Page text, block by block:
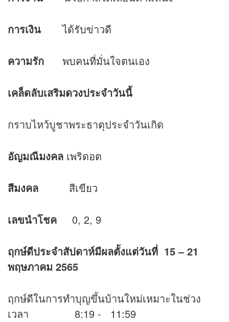
การเงิน ได้รับข่าวดี
ความรัก พบคนที่มั่นใจตนเอง
เคล็ดลับเสริมดวงประจำวันนี้
กราบไหว้บูชาพระธาตุประจำวันเกิด
อัญมณีมงคล เพริดอต
สีมงคล สีเขียว
เลขนำโชค 0, 2, 9
ฤกษ์ดีประจำสัปดาห์มีผลตั้งแต่วันที่ 15– 21
พฤษภาคม 2565
ฤกษ์ดีในการทำบุญขึ้นบ้านใหม่เหมาะในช่วง
เวลา 8:19 - 11:59